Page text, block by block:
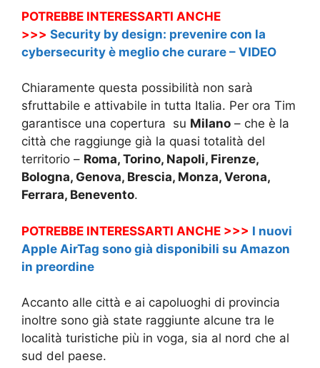
POTREBBE INTERESSARTI ANCHE
>>> Security by design: prevenire con la
cybersecurity è meglio che curare – VIDEO
Chiaramente questa possibilità non sarà
sfruttabile e attivabile in tutta Italia. Per ora Tim
garantisce una copertura su Milano – che è la
città che raggiunge già la quasi totalità del
territorio – Roma, Torino, Napoli, Firenze,
Bologna, Genova, Brescia, Monza, Verona,
Ferrara, Benevento.
POTREBBE INTERESSARTI ANCHE >>> I nuovi
Apple AirTag sono già disponibili su Amazon
in preordine
Accanto alle città e ai capoluoghi di provincia
inoltre sono già state raggiunte alcune tra le
località turistiche più in voga, sia al nord che al
sud del paese.